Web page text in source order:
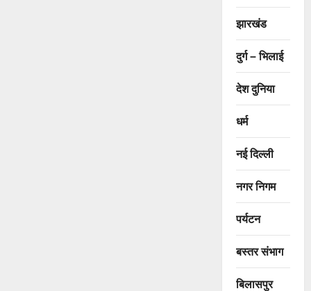
झारखंड
दुर्ग – भिलाई
देश दुनिया
धर्म
नई दिल्ली
नगर निगम
पर्यटन
बस्तर संभाग
बिलासपुर